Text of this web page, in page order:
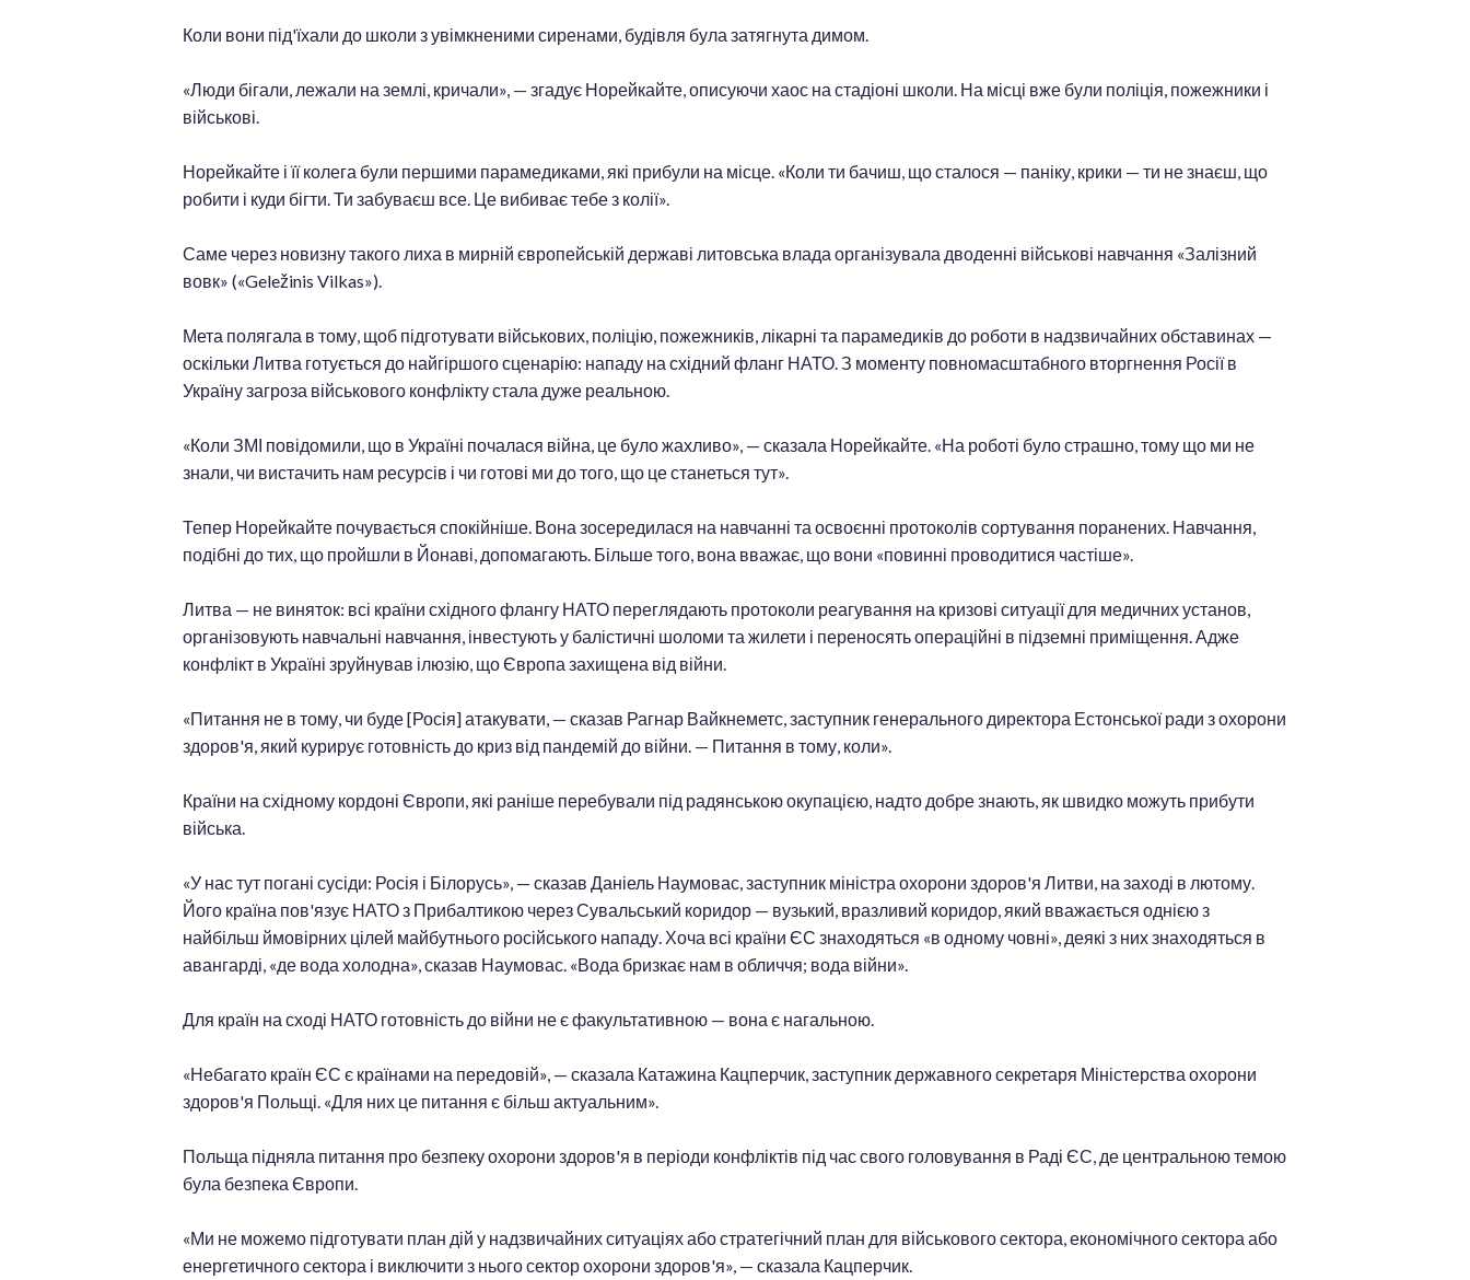
Коли вони під'їхали до школи з увімкненими сиренами, будівля була затягнута димом.
«Люди бігали, лежали на землі, кричали», — згадує Норейкайте, описуючи хаос на стадіоні школи. На місці вже були поліція, пожежники і
військові.
Норейкайте і її колега були першими парамедиками, які прибули на місце. «Коли ти бачиш, що сталося — паніку, крики — ти не знаєш, що
робити і куди бігти. Ти забуваєш все. Це вибиває тебе з колії».
Саме через новизну такого лиха в мирній європейській державі литовська влада організувала дводенні військові навчання «Залізний
вовк» («Geležinis Vilkas»).
Мета полягала в тому, щоб підготувати військових, поліцію, пожежників, лікарні та парамедиків до роботи в надзвичайних обставинах —
оскільки Литва готується до найгіршого сценарію: нападу на східний фланг НАТО. З моменту повномасштабного вторгнення Росії в
Україну загроза військового конфлікту стала дуже реальною.
«Коли ЗМІ повідомили, що в Україні почалася війна, це було жахливо», — сказала Норейкайте. «На роботі було страшно, тому що ми не
знали, чи вистачить нам ресурсів і чи готові ми до того, що це станеться тут».
Тепер Норейкайте почувається спокійніше. Вона зосередилася на навчанні та освоєнні протоколів сортування поранених. Навчання,
подібні до тих, що пройшли в Йонаві, допомагають. Більше того, вона вважає, що вони «повинні проводитися частіше».
Литва — не виняток: всі країни східного флангу НАТО переглядають протоколи реагування на кризові ситуації для медичних установ,
організовують навчальні навчання, інвестують у балістичні шоломи та жилети і переносять операційні в підземні приміщення. Адже
конфлікт в Україні зруйнував ілюзію, що Європа захищена від війни.
«Питання не в тому, чи буде [Росія] атакувати, — сказав Рагнар Вайкнеметс, заступник генерального директора Естонської ради з охорони
здоров'я, який курирує готовність до криз від пандемій до війни. — Питання в тому, коли».
Країни на східному кордоні Європи, які раніше перебували під радянською окупацією, надто добре знають, як швидко можуть прибути
війська.
«У нас тут погані сусіди: Росія і Білорусь», — сказав Даніель Наумовас, заступник міністра охорони здоров'я Литви, на заході в лютому.
Його країна пов'язує НАТО з Прибалтикою через Сувальський коридор — вузький, вразливий коридор, який вважається однією з
найбільш ймовірних цілей майбутнього російського нападу. Хоча всі країни ЄС знаходяться «в одному човні», деякі з них знаходяться в
авангарді, «де вода холодна», сказав Наумовас. «Вода бризкає нам в обличчя; вода війни».
Для країн на сході НАТО готовність до війни не є факультативною — вона є нагальною.
«Небагато країн ЄС є країнами на передовій», — сказала Катажина Кацперчик, заступник державного секретаря Міністерства охорони
здоров'я Польщі. «Для них це питання є більш актуальним».
Польща підняла питання про безпеку охорони здоров'я в періоди конфліктів під час свого головування в Раді ЄС, де центральною темою
була безпека Європи.
«Ми не можемо підготувати план дій у надзвичайних ситуаціях або стратегічний план для військового сектора, економічного сектора або
енергетичного сектора і виключити з нього сектор охорони здоров'я», — сказала Кацперчик.